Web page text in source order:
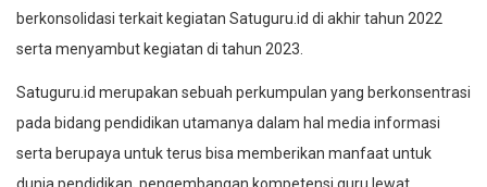
berkonsolidasi terkait kegiatan Satuguru.id di akhir tahun 2022
serta menyambut kegiatan di tahun 2023.
Satuguru.id merupakan sebuah perkumpulan yang berkonsentrasi
pada bidang pendidikan utamanya dalam hal media informasi
serta berupaya untuk terus bisa memberikan manfaat untuk